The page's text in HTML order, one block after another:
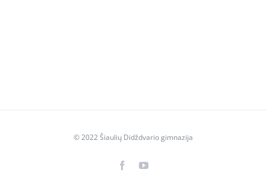
© 2022 Šiaulių Didždvario gimnazija
FacebookYouTube